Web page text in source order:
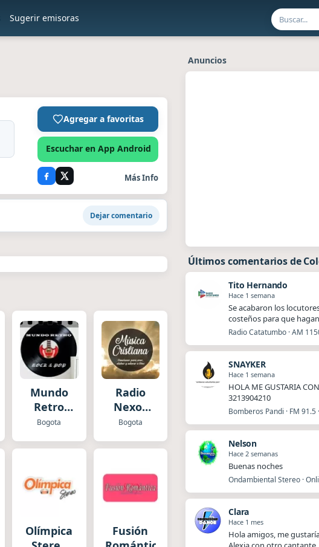
Sugerir emisoras
Agregar a favoritas
Escuchar en App Android
Más Info
Dejar comentario
Mundo
Retro
Rock en
Bogota
Radio
Nexos
Musica
Bogota
Olímpica
Fusión
Anuncios
Últimos comentarios de
Tito Hernando
Hace 1 semana
Se acabaron los
costeños para que
Radio Catatumbo · AM
SNAYKER
Hace 1 semana
HOLA ME GUSTARIA
3213904210
Bomberos Pandi · FM 91.5
Nelson
Hace 2 semanas
Buenas noches
Ondambiental Stereo ·
Clara
Hace 1 mes
Hola amigos, me